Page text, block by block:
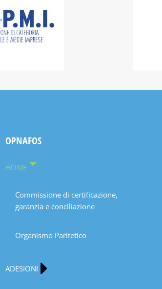
OPNAFOS
HOME
Commissione di certificazione,
garanzia e conciliazione
Organismo Paritetico
ADESIONI